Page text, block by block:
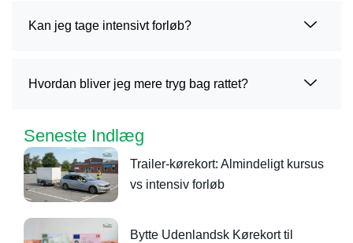
Kan jeg tage intensivt forløb?
Hvordan bliver jeg mere tryg bag rattet?
Seneste Indlæg
Trailer-kørekort: Almindeligt kursus
vs intensiv forløb
Bytte Udenlandsk Kørekort til